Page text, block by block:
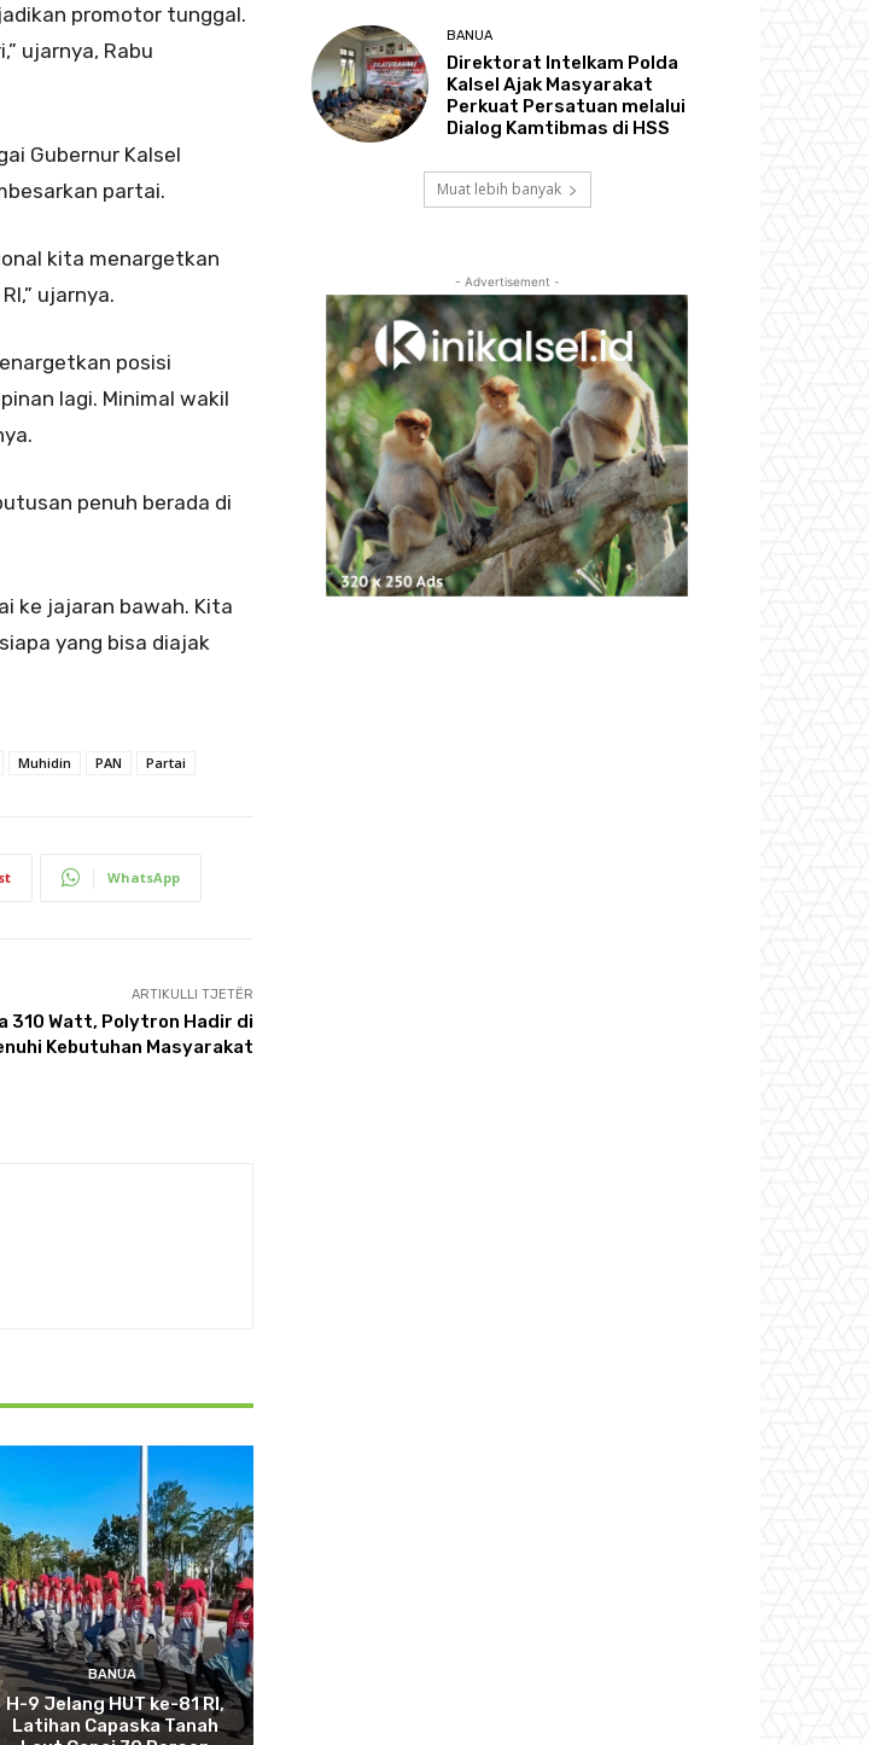
promotor tunggal.
ujarnya, Rabu
Gubernur Kalsel
partai.
kita menargetkan
ujarnya.
posisi
lagi. Minimal wakil
penuh berada di
ke jajaran bawah. Kita
yang bisa diajak
Muhidin PAN Partai
WhatsApp
ARTIKULLI TJETËR
310 Watt, Polytron Hadir di
Kebutuhan Masyarakat
BANUA
H-9 Jelang HUT ke-81 RI,
Latihan Capaska Tanah
BANUA
Direktorat Intelkam Polda
Kalsel Ajak Masyarakat
Perkuat Persatuan melalui
Dialog Kamtibmas di HSS
Muat lebih banyak
- Advertisement -